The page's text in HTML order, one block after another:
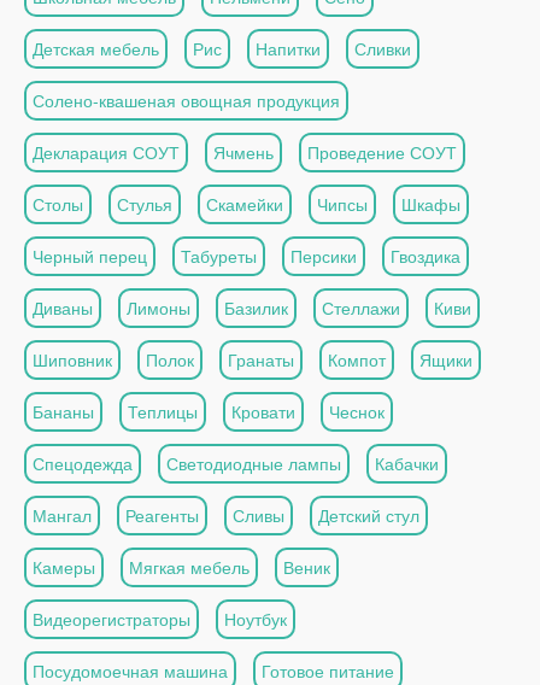
Детская мебель Рис Напитки Сливки
Солено-квашеная овощная продукция
Декларация СОУТ Ячмень Проведение СОУТ
Столы Стулья Скамейки Чипсы Шкафы
Черный перец Табуреты Персики Гвоздика
Диваны Лимоны Базилик Стеллажи Киви
Шиповник Полок Гранаты Компот Ящики
Бананы Теплицы Кровати Чеснок
Спецодежда Светодиодные лампы Кабачки
Мангал Реагенты Сливы Детский стул
Камеры Мягкая мебель Веник
Видеорегистраторы Ноутбук
Посудомоечная машина Готовое питание